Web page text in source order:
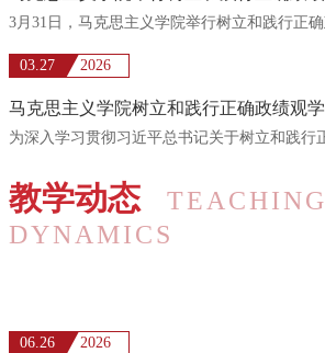
03.27 2026
教学动态
TEACHING
DYNAMICS
06.26 2026